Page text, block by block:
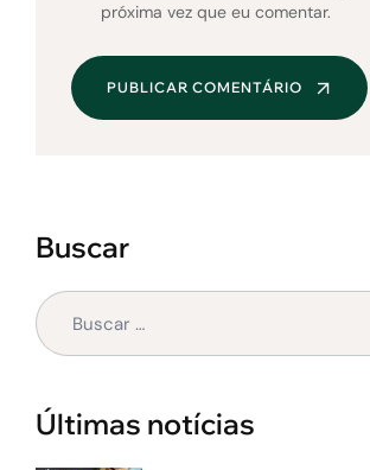
próxima vez que eu comentar.
PUBLICAR COMENTÁRIO
Buscar
Últimas notícias